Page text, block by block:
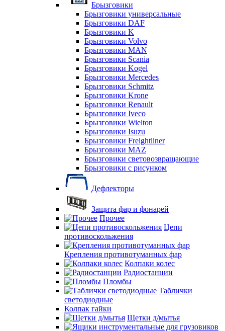
Брызговики
Брызговики универсальные
Брызговики DAF
Брызговики K
Брызговики Volvo
Брызговики MAN
Брызговики Scania
Брызговики Kogel
Брызговики Mercedes
Брызговики Schmitz
Брызговики Krone
Брызговики Renault
Брызговики Iveco
Брызговики Wielton
Брызговики Isuzu
Брызговики Freightliner
Брызговики MAZ
Брызговики световозвращающие
Брызговики с рисунком
Дефлекторы
Защита фар и фонарей
Прочее
Цепи
противоскольжения
Крепления противотуманных фар
Колпаки колес
Радиостанции
Пломбы
Таблички
светодиодные
Колпак гайки
Щетки д/мытья